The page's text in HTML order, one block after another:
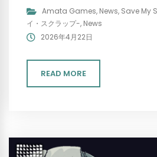
Amata Games, News, Save My
イ・スクラップ-, News
2026年4月22日
READ MORE